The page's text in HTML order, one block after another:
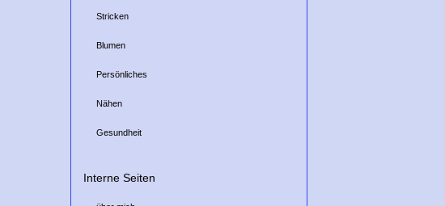
Stricken
Blumen
Persönliches
Nähen
Gesundheit
Interne Seiten